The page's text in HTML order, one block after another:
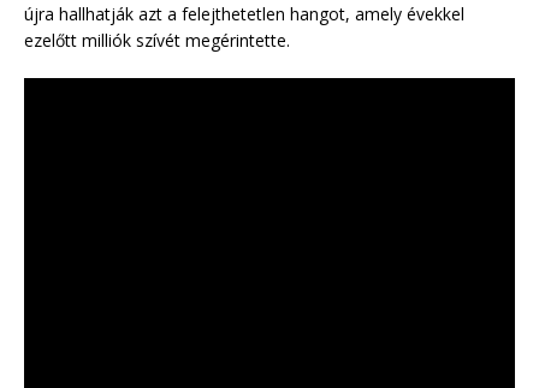
újra hallhatják azt a felejthetetlen hangot, amely évekkel
ezelőtt milliók szívét megérintette.